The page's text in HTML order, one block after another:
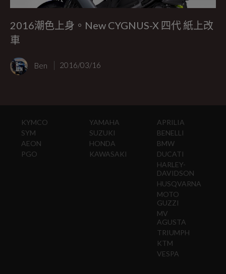
2016潮色上身。New CYGNUS-X 四代 紙上改
車
Ben 2016/03/16
KYMCO
SYM
AEON
PGO
YAMAHA
SUZUKI
HONDA
KAWASAKI
APRILIA
BENELLI
BMW
DUCATI
HARLEY-
DAVIDSON
HUSQVARNA
MOTO
GUZZI
MV
AGUSTA
TRIUMPH
KTM
VESPA